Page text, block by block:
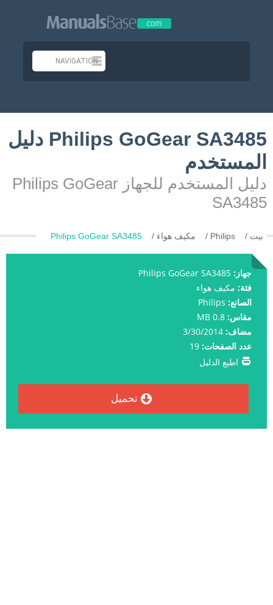
Philips GoGear SA3485 دليل
المستخدم
دليل المستخدم للجهاز Philips GoGear
SA3485
بيت Philips مكيف هواء Philips GoGear SA3485
جهاز:
فئة: مكيف هواء
الصانع: Philips
مقاس:
مضاف:
عدد الصفحات:
اطبع الدليل
تحميل